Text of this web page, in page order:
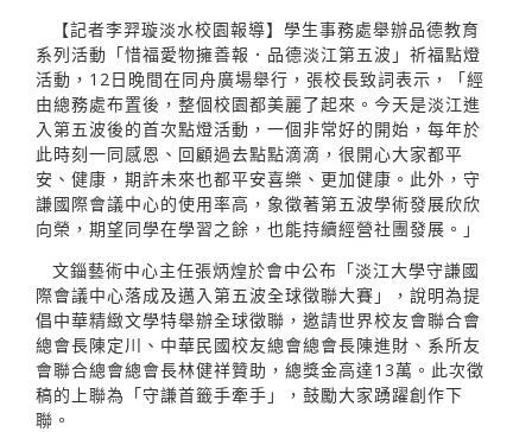
【記者李羿璇淡水校園報導】學生事務處舉辦品德教育
系列活動「惜福愛物擁善報．品德淡江第五波」祈福點燈
活動，12日晚間在同舟廣場舉行，張校長致詞表示，「經
由總務處布置後，整個校園都美麗了起來。今天是淡江進
入第五波後的首次點燈活動，一個非常好的開始，每年於
此時刻一同感恩、回顧過去點點滴滴，很開心大家都平
安、健康，期許未來也都平安喜樂、更加健康。此外，守
謙國際會議中心的使用率高，象徵著第五波學術發展欣欣
向榮，期望同學在學習之餘，也能持續經營社團發展。」
文錙藝術中心主任張炳煌於會中公布「淡江大學守謙國
際會議中心落成及邁入第五波全球徵聯大賽」，說明為提
倡中華精緻文學特舉辦全球徵聯，邀請世界校友會聯合會
總會長陳定川、中華民國校友總會總會長陳進財、系所友
會聯合總會總會長林健祥贊助，總獎金高達13萬。此次徵
稿的上聯為「守謙首籤手牽手」，鼓勵大家踴躍創作下
聯。